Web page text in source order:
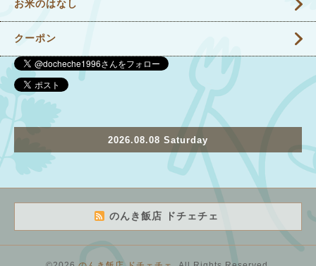
お米のはなし
クーポン
2026.08.08 Saturday
のんき飯店 ドチェチェ